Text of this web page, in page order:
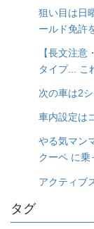
狙い目は日
ールド免許
【長文注
タイプ... こ
次の車は2
車内設定は
やる気マン
クーペ に乗
アクティブ
タグ